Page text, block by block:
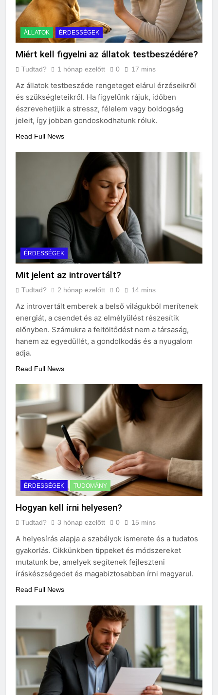
ÁLLATOK ÉRDESSÉGEK
Miért kell figyelni az állatok testbeszédére?
Tudtad? 1 hónap ezelőtt 0 17 mins
Az állatok testbeszéde rengeteget elárul érzéseikről
és szükségleteikről. Ha figyelünk rájuk, időben
észrevehetjük a stressz, félelem vagy boldogság
jeleit, így jobban gondoskodhatunk róluk.
Read Full News
ÉRDESSÉGEK
Mit jelent az introvertált?
Tudtad? 2 hónap ezelőtt 0 14 mins
Az introvertált emberek a belső világukból merítenek
energiát, a csendet és az elmélyülést részesítik
előnyben. Számukra a feltöltődést nem a társaság,
hanem az egyedüllét, a gondolkodás és a nyugalom
adja.
Read Full News
ÉRDESSÉGEK TUDOMÁNY
Hogyan kell írni helyesen?
Tudtad? 3 hónap ezelőtt 0 15 mins
A helyesírás alapja a szabályok ismerete és a tudatos
gyakorlás. Cikkünkben tippeket és módszereket
mutatunk be, amelyek segítenek fejleszteni
íráskészségedet és magabiztosabban írni magyarul.
Read Full News